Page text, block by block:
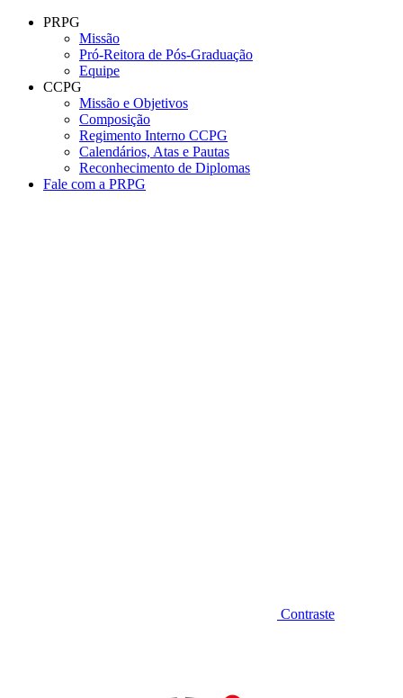
Conteúdo principal
PRPG
Missão
Pró-Reitora de Pós-Graduação
Equipe
CCPG
Missão e Objetivos
Composição
Regimento Interno CCPG
Calendários, Atas e Pautas
Reconhecimento de Diplomas
Fale com a PRPG
Contraste